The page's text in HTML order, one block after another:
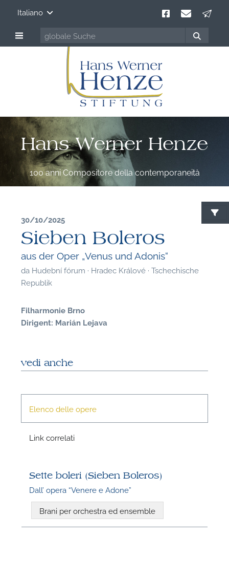
Italiano
Hans Werner Henze
100 anni Compositore della contemporaneità
30/10/2025
Sieben Boleros
aus der Oper „Venus und Adonis“
da Hudební fórum · Hradec Králové · Tschechische
Republik
Filharmonie Brno
Dirigent: Marián Lejava
vedi anche
Elenco delle opere
Link correlati
Sette boleri (Sieben Boleros)
Dall’ opera “Venere e Adone”
Brani per orchestra ed ensemble